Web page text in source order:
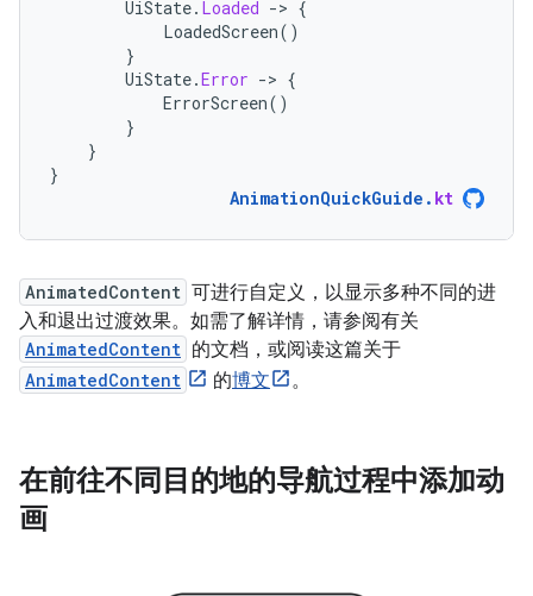
UiState. Loaded -> {
LoadedScreen()
}
UiState.Error -> {
ErrorScreen()
}
}
}
AnimationQuickGuide . kt
AnimatedContent 可进行自定义，以显示多种不同的进
入和退出过渡效果。如需了解详情，请参阅有关
AnimatedContent 的文档，或阅读这篇关于
AnimatedContent 的博文 。
在前往不同目的地的导航过程中添加动
画